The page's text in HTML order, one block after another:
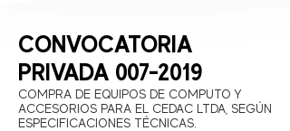
CONVOCATORIA
PRIVADA 007-2019
COMPRA DE EQUIPOS DE COMPUTO Y
ACCESORIOS PARA EL CEDAC LTDA, SEGÚN
ESPECIFICACIONES TÉCNICAS.